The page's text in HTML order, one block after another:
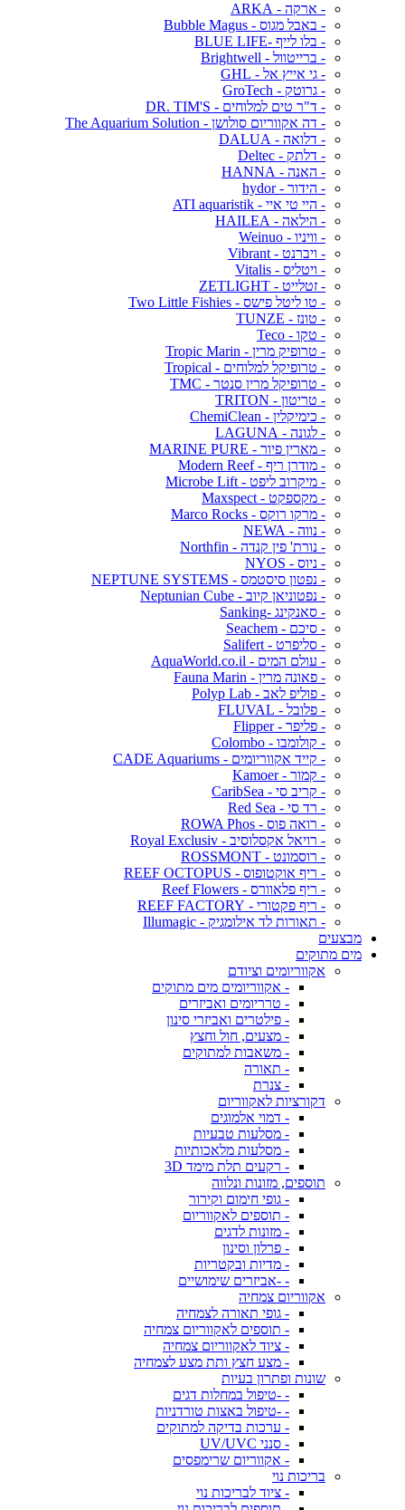
- ארקה - ARKA
- באבל מגוס - Bubble Magus
- בלו לייף -BLUE LIFE
- ברייטוול - Brightwell
- גי אייץ אל - GHL
- גרוטק - GroTech
- ד"ר טים למלוחים - DR. TIM'S
- דה אקווריום סולושן - The Aquarium Solution
- דלואה - DALUA
- דלתק - Deltec
- האנה - HANNA
- הידור - hydor
- היי טי איי - ATI aquaristik
- הילאה - HAILEA
- וויניו - Weinuo
- ויברנט - Vibrant
- ויטליס - Vitalis
- זטלייט - ZETLIGHT
- טו ליטל פישס - Two Little Fishies
- טונז - TUNZE
- טקו - Teco
- טרופיק מרין - Tropic Marin
- טרופיקל למלוחים - Tropical
- טרופיקל מרין סנטר - TMC
- טריטון - TRITON
- כימיקלין - ChemiClean
- לגונה - LAGUNA
- מארין פיור - MARINE PURE
- מודרן ריף - Modern Reef
- מיקרוב ליפט - Microbe Lift
- מקספקט - Maxspect
- מרקו רוקס - Marco Rocks
- נווה - NEWA
- נורת' פין קנדה - Northfin
- ניוס - NYOS
- נפטון סיסטמס - NEPTUNE SYSTEMS
- נפטוניאן קיוב - Neptunian Cube
- סאנקינג -Sanking
- סיכם - Seachem
- סליפרט - Salifert
- עולם המים - AquaWorld.co.il
- פאונה מרין - Fauna Marin
- פוליפ לאב - Polyp Lab
- פלובל - FLUVAL
- פליפר - Flipper
- קולומבו - Colombo
- קייד אקווריומים - CADE Aquariums
- קמור - Kamoer
- קריב סי - CaribSea
- רד סי - Red Sea
- רואה פוס - ROWA Phos
- רויאל אקסלוסיב - Royal Exclusiv
- רוסמונט - ROSSMONT
- ריף אוקטופוס - REEF OCTOPUS
- ריף פלאוורס - Reef Flowers
- ריף פקטורי - REEF FACTORY
- תאורות לד אילומגיק - Illumagic
מבצעים
מים מתוקים
אקווריומים וציודם
- אקווריומים מים מתוקים
- טרריומים ואביזרים
- פילטרים ואביזרי סינון
- מצעים, חול וחצץ
- משאבות למתוקים
- תאורה
- צנרת
דקורציות לאקווריום
- דמוי אלמוגים
- מסלעות טבעיות
- מסלעות מלאכותיות
- רקעים תלת מימד 3D
תוספים, מזונות ונלווה
- גופי חימום וקירור
- תוספים לאקווריום
- מזונות לדגים
- פרלון וסינון
- מדיות ובקטריות
- -אביזרים שימושיים
אקווריום צמחיה
- גופי תאורה לצמחיה
- תוספים לאקווריום צמחיה
- ציוד לאקווריום צמחיה
- מצע חצץ ותת מצע לצמחיה
שונות ופתרון בעיות
- -טיפול במחלות דגים
- -טיפול באצות טורדניות
- ערכות בדיקה למתוקים
- סנני UV/UVC
- אקווריום שרימפסים
בריכות נוי
- ציוד לבריכות נוי